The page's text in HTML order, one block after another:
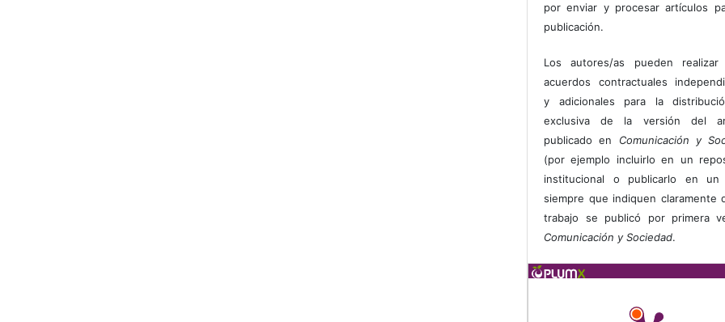
por enviar y procesar artículos
publicación.
Los autores/as pueden realizar
acuerdos contractuales
y adicionales para la
exclusiva de la versión del
publicado en Comunicación y
(por ejemplo incluirlo en un
institucional o publicarlo en un
siempre que indiquen claramente
trabajo se publicó por primera
Comunicación y Sociedad.